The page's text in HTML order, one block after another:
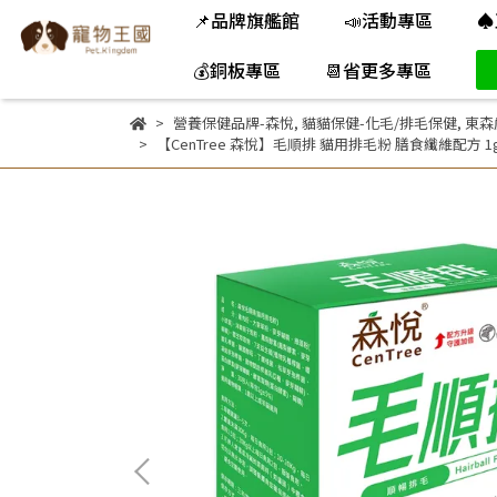
📌品牌旗艦館 📣活動專區
♠
💰銅板專區
📆省更多專區
營養保健品牌-森悅, 貓貓保健-化毛/排毛保健, 東
【CenTree 森悅】毛順排 貓用排毛粉 膳食纖維配